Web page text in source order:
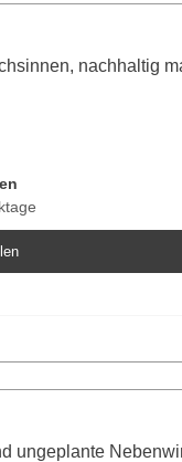
nachhaltig
ungeplante